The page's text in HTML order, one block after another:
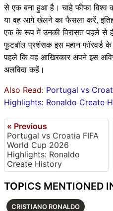
से एक बना हुआ है। चाहे फीफा विश्व
या वह आगे खेलने का फैसला करें,
एक के रूप में उनकी विरासत पहले से
फुटबॉल प्रशंसक इस महान फॉरवर्ड
पहले कि वह आखिरकार अपने इस
अलविदा कहें।
Also Read: Portugal vs
Highlights: Ronaldo Create
« Previous
Portugal vs Croatia FIFA
World Cup 2026
Highlights: Ronaldo
Create History
TOPICS MENTIONED
CRISTIANO RONALDO